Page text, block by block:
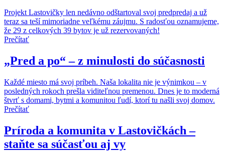
Projekt Lastovičky len nedávno odštartoval svoj predpredaj a už
teraz sa teší mimoriadne veľkému záujmu. S radosťou oznamujeme,
že 29 z celkových 39 bytov je už rezervovaných!
Prečítať
„Pred a po“ – z minulosti do súčasnosti
Každé miesto má svoj príbeh. Naša lokalita nie je výnimkou – v
posledných rokoch prešla viditeľnou premenou. Dnes je to moderná
štvrť s domami, bytmi a komunitou ľudí, ktorí tu našli svoj domov.
Prečítať
Príroda a komunita v Lastovičkách –
staňte sa súčasťou aj vy